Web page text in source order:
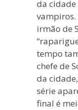
da
irmão de
tempo
chefe de
da
série
final é